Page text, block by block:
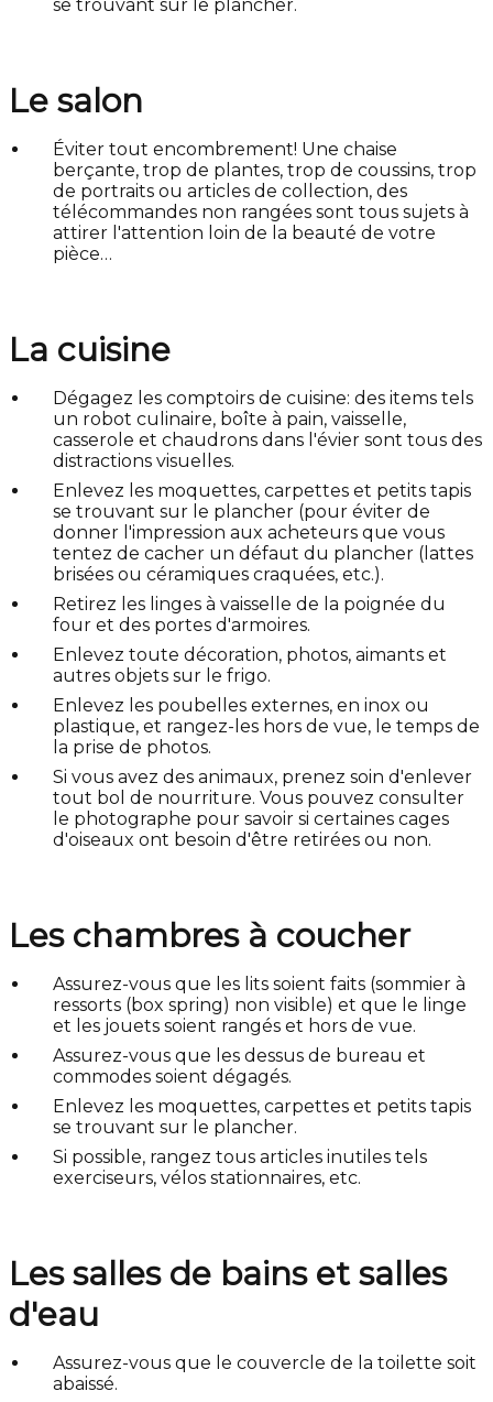
se trouvant sur le plancher.
Le salon
Éviter tout encombrement! Une chaise
berçante, trop de plantes, trop de coussins, trop
de portraits ou articles de collection, des
télécommandes non rangées sont tous sujets à
attirer l'attention loin de la beauté de votre
pièce…
La cuisine
Dégagez les comptoirs de cuisine: des items tels
un robot culinaire, boîte à pain, vaisselle,
casserole et chaudrons dans l'évier sont tous des
distractions visuelles.
Enlevez les moquettes, carpettes et petits tapis
se trouvant sur le plancher (pour éviter de
donner l'impression aux acheteurs que vous
tentez de cacher un défaut du plancher (lattes
brisées ou céramiques craquées, etc.).
Retirez les linges à vaisselle de la poignée du
four et des portes d'armoires.
Enlevez toute décoration, photos, aimants et
autres objets sur le frigo.
Enlevez les poubelles externes, en inox ou
plastique, et rangez-les hors de vue, le temps de
la prise de photos.
Si vous avez des animaux, prenez soin d'enlever
tout bol de nourriture. Vous pouvez consulter
le photographe pour savoir si certaines cages
d'oiseaux ont besoin d'être retirées ou non.
Les chambres à coucher
Assurez-vous que les lits soient faits (sommier à
ressorts (box spring) non visible) et que le linge
et les jouets soient rangés et hors de vue.
Assurez-vous que les dessus de bureau et
commodes soient dégagés.
Enlevez les moquettes, carpettes et petits tapis
se trouvant sur le plancher.
Si possible, rangez tous articles inutiles tels
exerciseurs, vélos stationnaires, etc.
Les salles de bains et salles
d'eau
Assurez-vous que le couvercle de la toilette soit
abaissé.